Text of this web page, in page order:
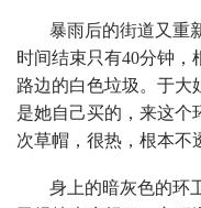
暴雨后的街道又重
时间结束只有40分钟，
路边的白色垃圾。于大
是她自己买的，来这个
次草帽，很热，根本不
身上的暗灰色的环